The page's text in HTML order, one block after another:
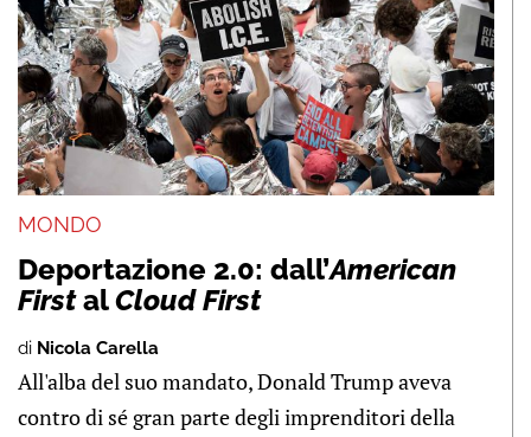
MONDO
Deportazione 2.0: dall’American
FirstalCloud First
di Nicola Carella
All'alba del suo mandato, Donald Trump aveva
contro di sé gran parte degli imprenditori della